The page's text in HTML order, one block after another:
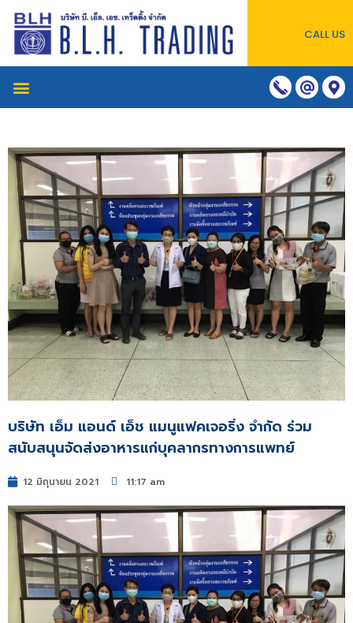
CALL US
บริษัท เอ็ม แอนด์ เอ็ช แมนูแฟคเจอริ่ง จำกัด ร่วม
สนับสนุนจัดส่งอาหารแก่บุคลากรทางการแพทย์
12 มิถุนายน 2021 11:17 am